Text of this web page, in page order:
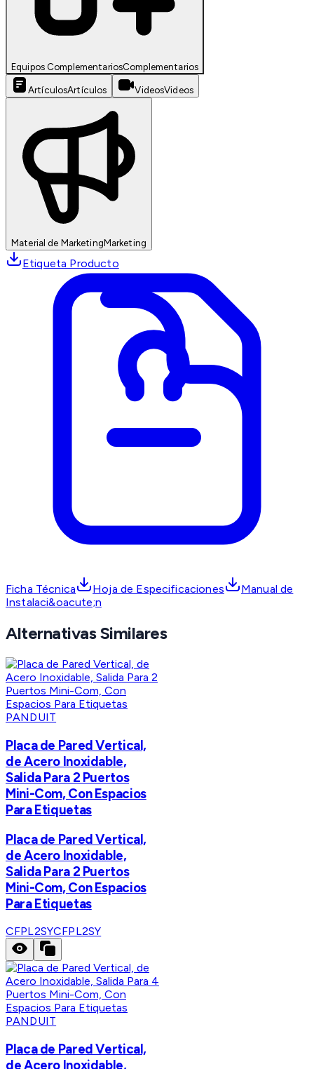
Equipos ComplementariosComplementarios
ArtículosArtículos VideosVideos
Material de MarketingMarketing
Etiqueta Producto
Ficha Técnica Hoja de Especificaciones
Manual de
Instalaci&oacute;n
Alternativas Similares
PANDUIT
Placa de Pared Vertical,
de Acero Inoxidable,
Salida Para 2 Puertos
Mini-Com, Con Espacios
Para Etiquetas
Placa de Pared Vertical,
de Acero Inoxidable,
Salida Para 2 Puertos
Mini-Com, Con Espacios
Para Etiquetas
CFPL2SYCFPL2SY
PANDUIT
Placa de Pared Vertical,
de Acero Inoxidable,